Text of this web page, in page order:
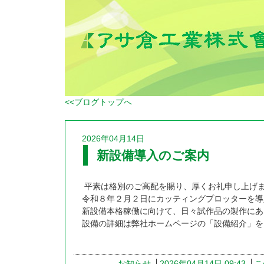
<<ブログトップへ
2026年04月14日
新設備導入のご案内
平素は格別のご高配を賜り、厚くお礼申し上げ
令和８年２月２日にカッティングプロッターを
新設備本格稼働に向けて、日々試作品の製作に
設備の詳細は弊社ホームページの「設備紹介」